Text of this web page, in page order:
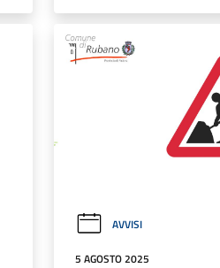
AVVISI
5 AGOSTO 2025